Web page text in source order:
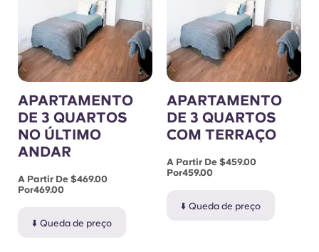
APARTAMENTO
DE 3 QUARTOS
NO ÚLTIMO
ANDAR
A Partir De $469.00
Por469.00
⬇️ Queda de preço
APARTAMENTO
DE 3 QUARTOS
COM TERRAÇO
A Partir De $459.00
Por459.00
⬇️ Queda de preço